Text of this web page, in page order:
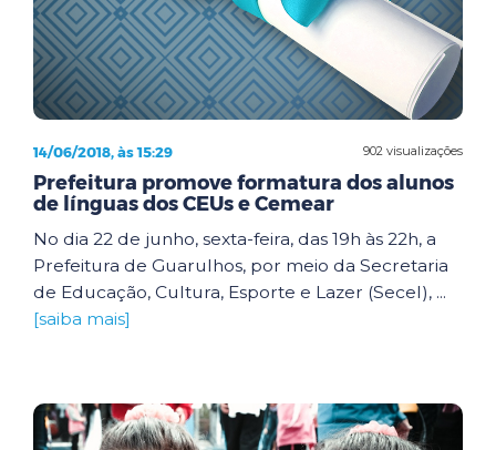
902 visualizações
14/06/2018, às 15:29
Prefeitura promove formatura dos alunos
de línguas dos CEUs e Cemear
No dia 22 de junho, sexta-feira, das 19h às 22h, a
Prefeitura de Guarulhos, por meio da Secretaria
de Educação, Cultura, Esporte e Lazer (Secel), ...
[saiba mais]